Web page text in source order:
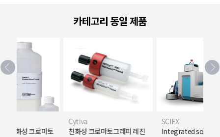
카테고리 동일 제품
친화성 크로마토
Cytiva
친화성 크로마토그래피 레진
SCIEX
Integrated